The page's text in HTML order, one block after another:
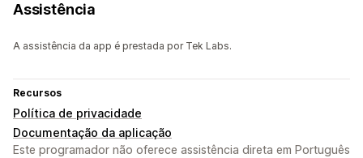
Assistência
A assistência da app é prestada por Tek Labs.
Recursos
Política de privacidade
Documentação da aplicação
Este programador não oferece assistência direta em Português